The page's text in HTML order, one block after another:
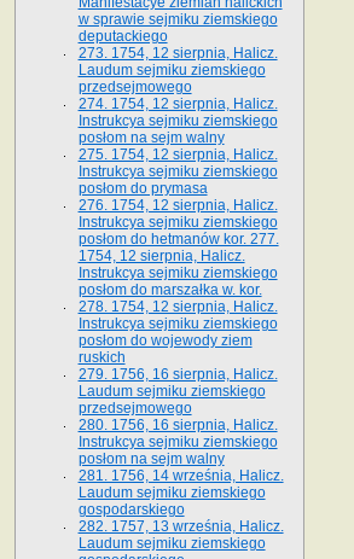
w sprawie sejmiku ziemskiego
deputackiego
273. 1754, 12 sierpnia, Halicz.
Laudum sejmiku ziemskiego
przedsejmowego
274. 1754, 12 sierpnia, Halicz.
Instrukcya sejmiku ziemskiego
posłom na sejm walny
275. 1754, 12 sierpnia, Halicz.
Instrukcya sejmiku ziemskiego
posłom do prymasa
276. 1754, 12 sierpnia, Halicz.
Instrukcya sejmiku ziemskiego
posłom do hetmanów kor. 277.
1754, 12 sierpnia, Halicz.
Instrukcya sejmiku ziemskiego
posłom do marszałka w. kor.
278. 1754, 12 sierpnia, Halicz.
Instrukcya sejmiku ziemskiego
posłom do wojewody ziem
ruskich
279. 1756, 16 sierpnia, Halicz.
Laudum sejmiku ziemskiego
przedsejmowego
280. 1756, 16 sierpnia, Halicz.
Instrukcya sejmiku ziemskiego
posłom na sejm walny
281. 1756, 14 września, Halicz.
Laudum sejmiku ziemskiego
gospodarskiego
282. 1757, 13 września, Halicz.
Laudum sejmiku ziemskiego